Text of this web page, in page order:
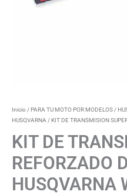
Inicio /PARA TU MOTO POR MODELOS /
HUSQVARNA / KIT DE TRANSMISION
KIT DE
REFORZADO
HUSQVARNA